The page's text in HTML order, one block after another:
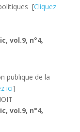
[Cliquez
, vol.9, n°4,
publique de la
ici]
vol.9, n°4,